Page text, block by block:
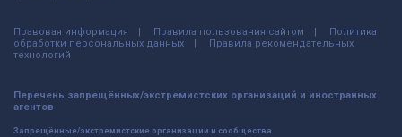
Правовая информация Правила пользования сайтом
Политика
обработки персональных данных
Правила рекомендательных
технологий
Перечень запрещённых/экстремистских организаций и иностранных
агентов
Запрещённые/экстремистские организации и сообщества